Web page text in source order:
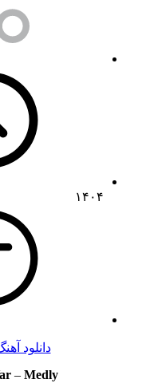
۱۴۰۴
دانلود
– Medly